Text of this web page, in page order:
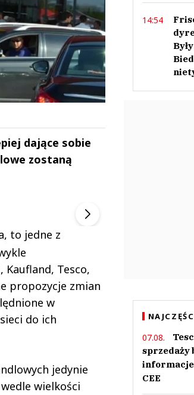
dające sobie
zostaną
to jedne z
Tesco,
propozycje zmian
w
do ich
jedynie
wielkości
14:54
07.08.
sprzedaży
informacje
CEE